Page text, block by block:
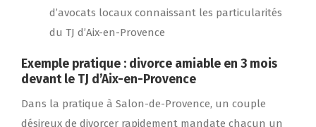
d’avocats locaux connaissant les particularités
du TJ d’Aix-en-Provence
Exemple pratique : divorce amiable en 3 mois
devant le TJ d’Aix-en-Provence
Dans la pratique à Salon-de-Provence, un couple
désireux de divorcer rapidement mandate chacun un